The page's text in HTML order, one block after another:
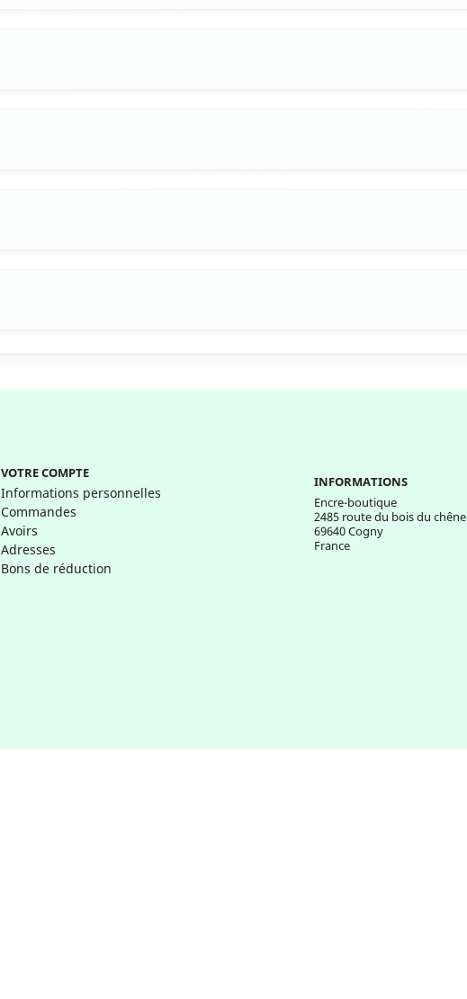
VOTRE COMPTE
Informations personnelles
Commandes
Avoirs
Adresses
Bons de réduction
INFORMATIONS
Encre-boutique
2485 route du bois du chêne
69640 Cogny
France